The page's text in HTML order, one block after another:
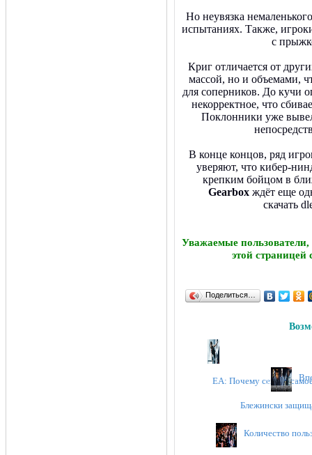
Но неувязка
испытаниях. Также,
с
Криг отличается от
массой, но и объемами,
для соперников. До кучи
некорректное, что
Поклонники уже
В конце концов, ряд
уверяют, что кибер-
крепким бойцом в
Gearboxждёт еще
скачать
Уважаемые
этой страницей
Поделиться…
EA: Почему сейчас
Блежински
Количество